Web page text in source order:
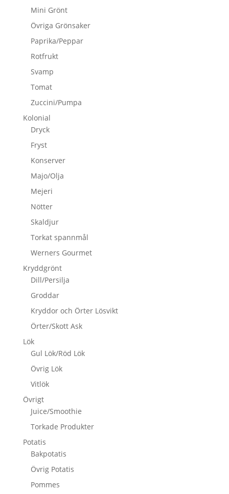
Mini Grönt
Övriga Grönsaker
Paprika/Peppar
Rotfrukt
Svamp
Tomat
Zuccini/Pumpa
Kolonial
Dryck
Fryst
Konserver
Majo/Olja
Mejeri
Nötter
Skaldjur
Torkat spannmål
Werners Gourmet
Kryddgrönt
Dill/Persilja
Groddar
Kryddor och Örter Lösvikt
Örter/Skott Ask
Lök
Gul Lök/Röd Lök
Övrig Lök
Vitlök
Övrigt
Juice/Smoothie
Torkade Produkter
Potatis
Bakpotatis
Övrig Potatis
Pommes